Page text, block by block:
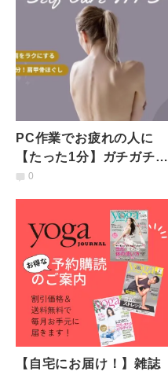
PC作業でお疲れの人に
【たった1分】ガチガチの
背中や肩が軽くなる肩甲
0
【自宅にお届け！】雑誌